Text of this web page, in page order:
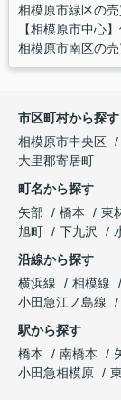
相模原市緑区の
【相模原市中心
相模原市南区の
市区町村から探す
相模原市中央区
大里郡寄居町
町名から探す
矢部
橋本 東
旭町
下九沢
沿線から探す
横浜線
相模線
小田急江ノ島線
駅から探す
橋本
南橋本
小田急相模原